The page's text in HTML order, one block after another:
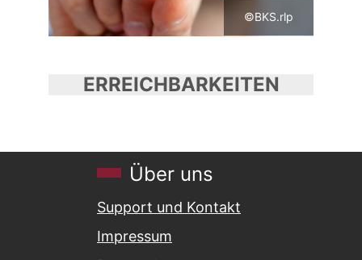
©BKS.rlp
ERREICHBARKEITEN
Über uns
Support und Kontakt
Impressum